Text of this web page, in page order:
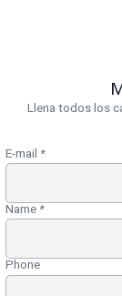
Llena todos los
E-mail *
Name *
Phone